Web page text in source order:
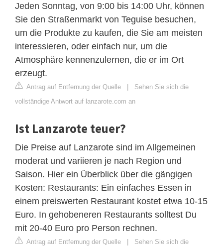
Jeden Sonntag, von 9:00 bis 14:00 Uhr, können
Sie den Straßenmarkt von Teguise besuchen,
um die Produkte zu kaufen, die Sie am meisten
interessieren, oder einfach nur, um die
Atmosphäre kennenzulernen, die er im Ort
erzeugt.
Antrag auf Entfernung der Quelle | Sehen Sie sich die
vollständige Antwort auf lanzarote.com an
Ist Lanzarote teuer?
Die Preise auf Lanzarote sind im Allgemeinen
moderat und variieren je nach Region und
Saison. Hier ein Überblick über die gängigen
Kosten: Restaurants: Ein einfaches Essen in
einem preiswerten Restaurant kostet etwa 10-15
Euro. In gehobeneren Restaurants solltest Du
mit 20-40 Euro pro Person rechnen.
Antrag auf Entfernung der Quelle | Sehen Sie sich die